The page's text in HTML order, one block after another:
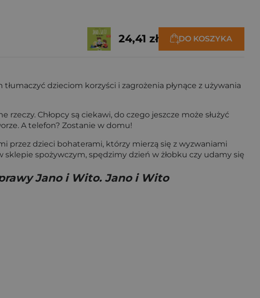
24,41 zł DO KOSZYKA
dzieciom korzyści i zagrożenia płynące z używania
Chłopcy są ciekawi, do czego jeszcze może służyć
A telefon? Zostanie w domu!
przez dzieci bohaterami, którzy mierzą się z wyzwaniami
spożywczym, spędzimy dzień w żłobku czy udamy się
Jano i Wito. Jano i Wito